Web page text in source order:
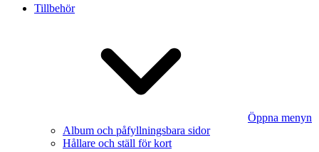
Tillbehör
Öppna menyn
Album och påfyllningsbara sidor
Hållare och ställ för kort